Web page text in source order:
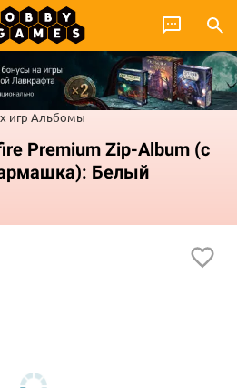
игр Альбомы
Premium Zip-Album (с
Белый